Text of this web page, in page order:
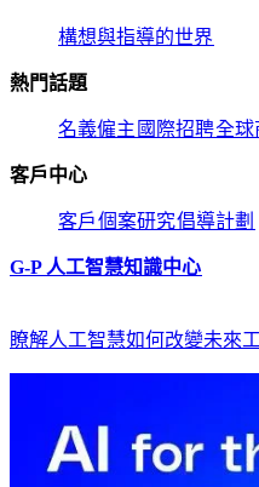
構想與指導的世界​​
熱門話題​​
名義僱主​​ 國際招聘​​全球
客戶中心​​
客戶​​個案研究​​倡導計劃​​
G-P 人工智慧知識中心​​
瞭解人工智慧如何改變未來